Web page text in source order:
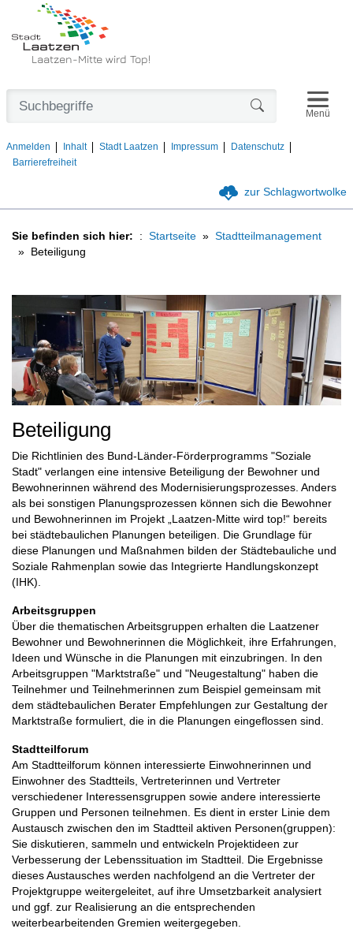
Laatzen-Mitte wird Top!
Anmelden Inhalt Stadt Laatzen Impressum
Datenschutz
Barrierefreiheit
Menü
zur Schlagwortwolke
Sie befinden sich hier: Startseite
Stadtteilmanagement
Beteiligung
Beteiligung
Die Richtlinien des Bund-Länder-Förderprogramms "Soziale
Stadt" verlangen eine intensive Beteiligung der Bewohner und
Bewohnerinnen während des Modernisierungsprozesses. Anders
als bei sonstigen Planungsprozessen können sich die Bewohner
und Bewohnerinnen im Projekt „Laatzen-Mitte wird top!“ bereits
bei städtebaulichen Planungen beteiligen. Die Grundlage für
diese Planungen und Maßnahmen bilden der Städtebauliche und
Soziale Rahmenplan sowie das Integrierte Handlungskonzept
(IHK).
Arbeitsgruppen
Über die thematischen Arbeitsgruppen erhalten die Laatzener
Bewohner und Bewohnerinnen die Möglichkeit, ihre Erfahrungen,
Ideen und Wünsche in die Planungen mit einzubringen. In den
Arbeitsgruppen "Marktstraße" und "Neugestaltung" haben die
Teilnehmer und Teilnehmerinnen zum Beispiel gemeinsam mit
dem städtebaulichen Berater Empfehlungen zur Gestaltung der
Marktstraße formuliert, die in die Planungen eingeflossen sind.
Stadtteilforum
Am Stadtteilforum können interessierte Einwohnerinnen und
Einwohner des Stadtteils, Vertreterinnen und Vertreter
verschiedener Interessensgruppen sowie andere interessierte
Gruppen und Personen teilnehmen. Es dient in erster Linie dem
Austausch zwischen den im Stadtteil aktiven Personen(gruppen):
Sie diskutieren, sammeln und entwickeln Projektideen zur
Verbesserung der Lebenssituation im Stadtteil. Die Ergebnisse
dieses Austausches werden nachfolgend an die Vertreter der
Projektgruppe weitergeleitet, auf ihre Umsetzbarkeit analysiert
und ggf. zur Realisierung an die entsprechenden
weiterbearbeitenden Gremien weitergegeben.